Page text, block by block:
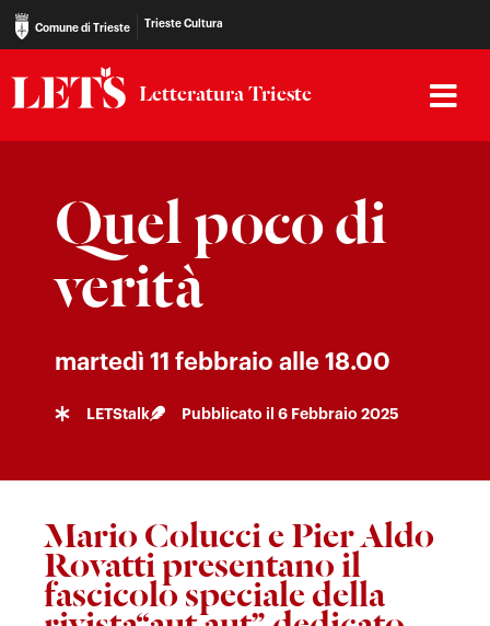
Comune di Trieste Trieste Cultura
Letteratura Trieste
Quel poco di
verità
martedì 11 febbraio alle 18.00
LETStalk Pubblicato il 6 Febbraio 2025
Mario Colucci e Pier Aldo
Rovatti presentano il
fascicolo speciale della